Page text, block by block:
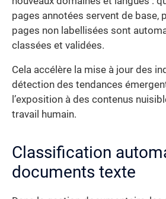
pages annotées servent de base,
pages non labellisées sont
classées et validées.
Cela accélère la mise à jour des
détection des tendances
l’exposition à des contenus
travail humain.
Classification
documents texte